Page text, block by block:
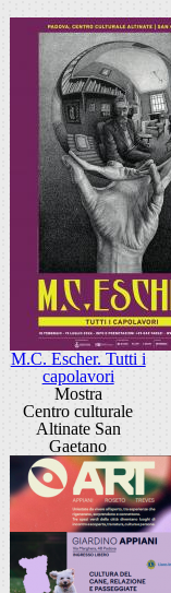
M.C. Escher. Tutti i
capolavori
Mostra
Centro culturale
Altinate San
Gaetano